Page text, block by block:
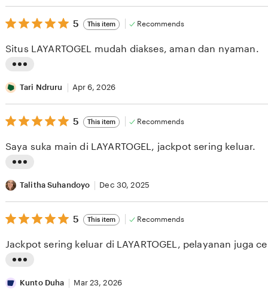
s
t
n
r
e
v
e
b
y
K
k
S
5
out
5
stars
5 This item Recommends
i
s
t
n
r
e
v
e
b
Situs LAYARTOGEL mudah diakses, aman dan nyaman.
Tari Ndruru Apr 6, 2026
5
out
5
stars
5 This item Recommends
i
s
t
n
r
Saya suka main di LAYARTOGEL, jackpot sering keluar.
Talitha Suhandoyo Dec 30, 2025
5
out
5
stars
5 This item Recommends
i
Jackpot sering keluar di LAYARTOGEL, pelayanan juga
Kunto Duha Mar 23, 2026